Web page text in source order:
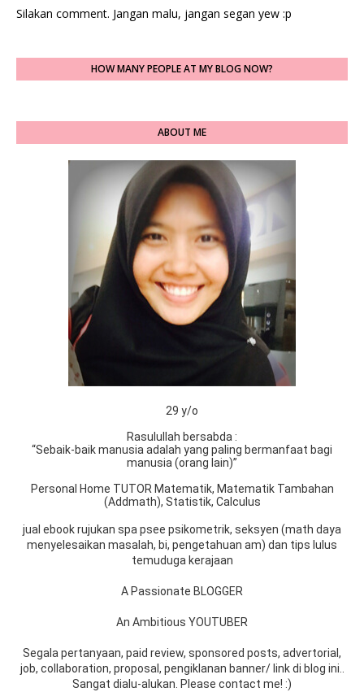
Silakan comment. Jangan malu, jangan segan yew :p
HOW MANY PEOPLE AT MY BLOG NOW?
ABOUT ME
29 y/o
Rasulullah bersabda :
“Sebaik-baik manusia adalah yang paling bermanfaat bagi
manusia (orang lain)”
Personal Home TUTOR Matematik, Matematik Tambahan
(Addmath), Statistik, Calculus
jual ebook rujukan spa psee psikometrik, seksyen (math daya
menyelesaikan masalah, bi, pengetahuan am) dan tips lulus
temuduga kerajaan
A Passionate BLOGGER
An Ambitious YOUTUBER
Segala pertanyaan, paid review, sponsored posts, advertorial,
job, collaboration, proposal, pengiklanan banner/ link di blog ini..
Sangat dialu-alukan. Please contact me! :)